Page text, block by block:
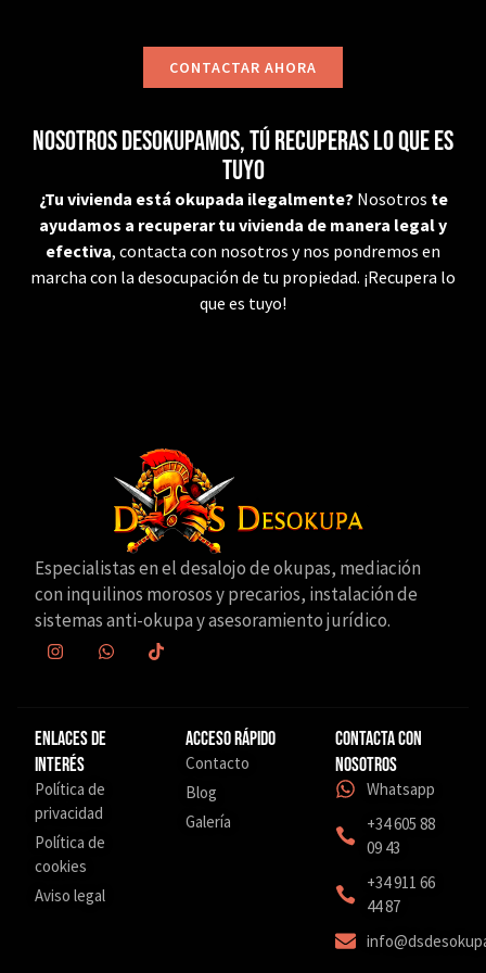
CONTACTAR AHORA
Nosotros desokupamos, tú recuperas lo que es
tuyo
¿Tu vivienda está okupada ilegalmente? Nosotros te
ayudamos a recuperar tu vivienda de manera legal y
efectiva, contacta con nosotros y nos pondremos en
marcha con la desocupación de tu propiedad. ¡Recupera lo
que es tuyo!
Especialistas en el desalojo de okupas, mediación
con inquilinos morosos y precarios, instalación de
sistemas anti-okupa y asesoramiento jurídico.
Enlaces de
interés
Política de
privacidad
Política de
cookies
Aviso legal
Acceso Rápido
Contacto
Blog
Galería
Contacta con
nosotros
Whatsapp
+34 605 88
09 43
‎+34 911 66
44 87